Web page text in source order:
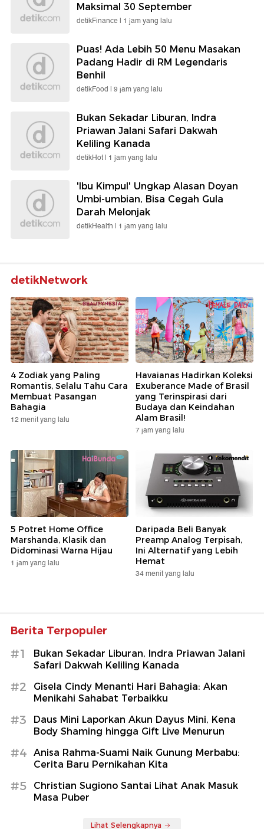
Maksimal 30 September
detikFinance | 1 jam yang lalu
Puas! Ada Lebih 50 Menu Masakan
Padang Hadir di RM Legendaris
Benhil
detikFood | 9 jam yang lalu
Bukan Sekadar Liburan, Indra
Priawan Jalani Safari Dakwah
Keliling Kanada
detikHot | 1 jam yang lalu
'Ibu Kimpul' Ungkap Alasan Doyan
Umbi-umbian, Bisa Cegah Gula
Darah Melonjak
detikHealth | 1 jam yang lalu
detikNetwork
4 Zodiak yang Paling
Romantis, Selalu Tahu Cara
Membuat Pasangan
Bahagia
12 menit yang lalu
Havaianas Hadirkan Koleksi
Exuberance Made of Brasil
yang Terinspirasi dari
Budaya dan Keindahan
Alam Brasil!
7 jam yang lalu
5 Potret Home Office
Marshanda, Klasik dan
Didominasi Warna Hijau
1 jam yang lalu
Daripada Beli Banyak
Preamp Analog Terpisah,
Ini Alternatif yang Lebih
Hemat
34 menit yang lalu
Berita Terpopuler
#1
Bukan Sekadar Liburan, Indra Priawan Jalani
Safari Dakwah Keliling Kanada
#2
Gisela Cindy Menanti Hari Bahagia: Akan
Menikahi Sahabat Terbaikku
#3
Daus Mini Laporkan Akun Dayus Mini, Kena
Body Shaming hingga Gift Live Menurun
#4
Anisa Rahma-Suami Naik Gunung Merbabu:
Cerita Baru Pernikahan Kita
#5
Christian Sugiono Santai Lihat Anak Masuk
Masa Puber
Lihat Selengkapnya